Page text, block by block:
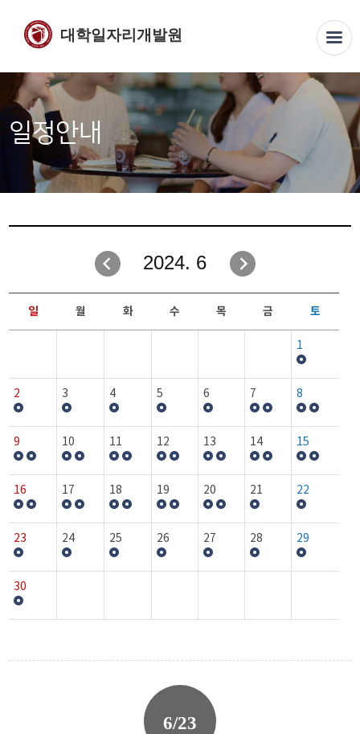
대학일자리개발원
일정안내
2024. 6
일 월 화 수 목 금 토
1
2 3 4 5 6 7 8
9 10 11 12 13 14 15
16 17 18 19 20 21 22
23 24 25 26 27 28 29
30
6/23